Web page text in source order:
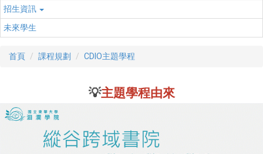
招生資訊
未來學生
首頁 課程規劃 CDIO主題學程
💡主題學程由來